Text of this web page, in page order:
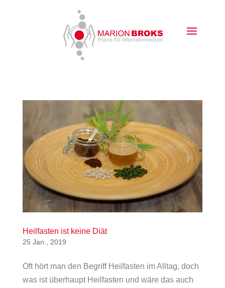
Heilfasten ist keine Diät
25 Jan., 2019
Oft hört man den Begriff Heilfasten im Alltag, doch
was ist überhaupt Heilfasten und wäre das auch